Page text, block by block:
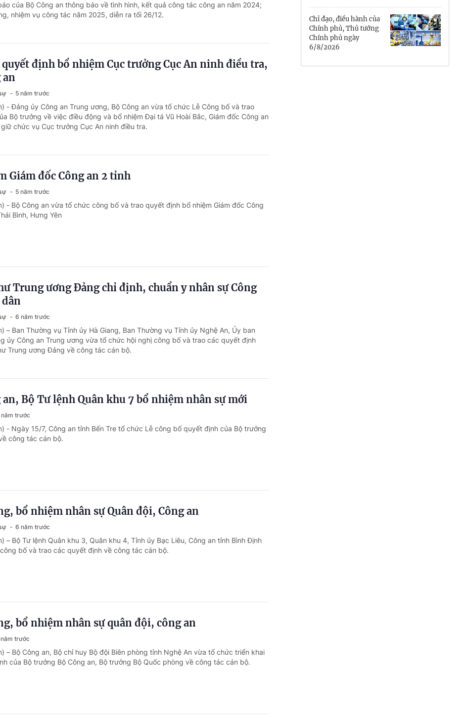
Khánh Hòa
của Bộ Công an thông báo về tình hình, kết quả công tác công an năm 2024;
nhiệm vụ công tác năm 2025, diễn ra tối 26/12.
quyết định bổ nhiệm Cục trưởng Cục An ninh điều tra,
an
5 năm trước
- Đảng ủy Công an Trung ương, Bộ Công an vừa tổ chức Lễ Công bố và trao
Bộ trưởng về việc điều động và bổ nhiệm Đại tá Vũ Hoài Bắc, Giám đốc Công an
giữ chức vụ Cục trưởng Cục An ninh điều tra.
Giám đốc Công an 2 tỉnh
5 năm trước
- Bộ Công an vừa tổ chức công bố và trao quyết định bổ nhiệm Giám đốc Công
Bình, Hưng Yên
Trung ương Đảng chỉ định, chuẩn y nhân sự Công
6 năm trước
– Ban Thường vụ Tỉnh ủy Hà Giang, Ban Thường vụ Tỉnh ủy Nghệ An, Ủy ban
ủy Công an Trung ương vừa tổ chức hội nghị công bố và trao các quyết định
Trung ương Đảng về công tác cán bộ.
an, Bộ Tư lệnh Quân khu 7 bổ nhiệm nhân sự mới
trước
- Ngày 15/7, Công an tỉnh Bến Tre tổ chức Lễ công bố quyết định của Bộ trưởng
công tác cán bộ.
bổ nhiệm nhân sự Quân đội, Công an
6 năm trước
– Bộ Tư lệnh Quân khu 3, Quân khu 4, Tỉnh ủy Bạc Liêu, Công an tỉnh Bình Định
bố và trao các quyết định về công tác cán bộ.
bổ nhiệm nhân sự quân đội, công an
trước
– Bộ Công an, Bộ chỉ huy Bộ đội Biên phòng tỉnh Nghệ An vừa tổ chức triển khai
của Bộ trưởng Bộ Công an, Bộ trưởng Bộ Quốc phòng về công tác cán bộ.
Chỉ đạo, điều hành của
Chính phủ, Thủ tướng
Chính phủ ngày
6/8/2026